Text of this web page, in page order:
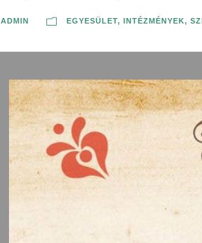
ADMIN EGYESÜLET, INTÉZMÉNYEK,